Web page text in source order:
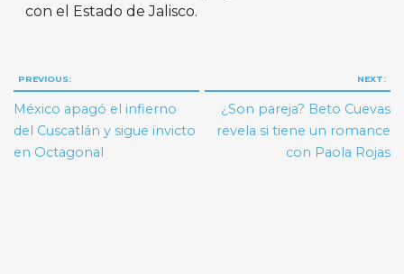
con el Estado de Jalisco.
Navegación
de
entradas
PREVIOUS:
México apagó el infierno
del Cuscatlán y sigue invicto
en Octagonal
NEXT:
¿Son pareja? Beto Cuevas
revela si tiene un romance
con Paola Rojas